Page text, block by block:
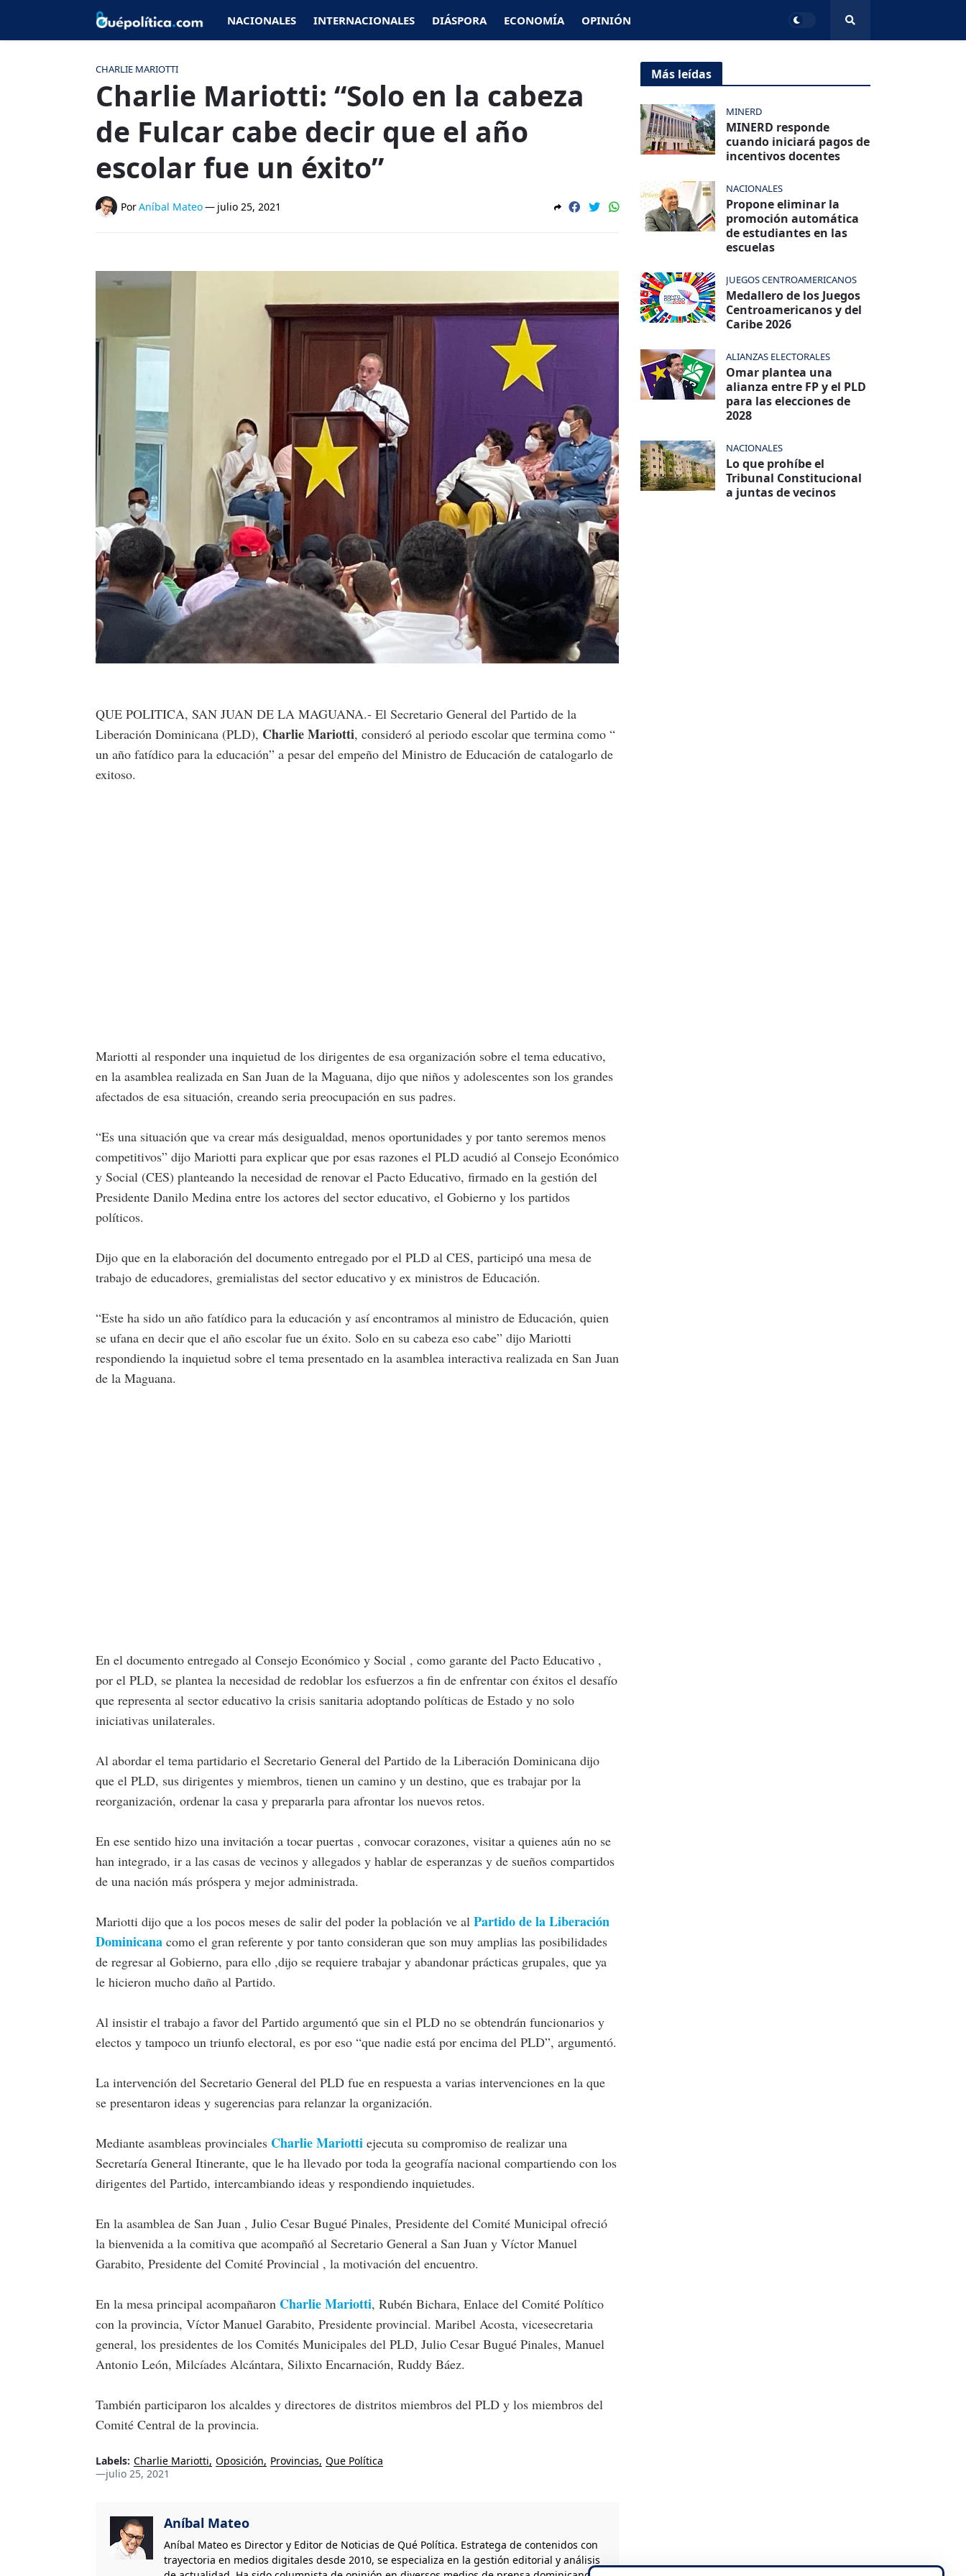
NACIONALES INTERNACIONALES DIÁSPORA ECONOMÍA OPINIÓN
CHARLIE MARIOTTI
Charlie Mariotti: “Solo en la cabeza
de Fulcar cabe decir que el año
escolar fue un éxito”
PorAníbal Mateo— julio 25, 2021
QUE POLITICA, SAN JUAN DE LA MAGUANA.- El Secretario General del Partido de la
Liberación Dominicana (PLD), Charlie Mariotti, consideró al periodo escolar que termina como “
un año fatídico para la educación” a pesar del empeño del Ministro de Educación de catalogarlo de
exitoso.
Mariotti al responder una inquietud de los dirigentes de esa organización sobre el tema educativo,
en la asamblea realizada en San Juan de la Maguana, dijo que niños y adolescentes son los grandes
afectados de esa situación, creando seria preocupación en sus padres.
“Es una situación que va crear más desigualdad, menos oportunidades y por tanto seremos menos
competitivos” dijo Mariotti para explicar que por esas razones el PLD acudió al Consejo Económico
y Social (CES) planteando la necesidad de renovar el Pacto Educativo, firmado en la gestión del
Presidente Danilo Medina entre los actores del sector educativo, el Gobierno y los partidos
políticos.
Dijo que en la elaboración del documento entregado por el PLD al CES, participó una mesa de
trabajo de educadores, gremialistas del sector educativo y ex ministros de Educación.
“Este ha sido un año fatídico para la educación y así encontramos al ministro de Educación, quien
se ufana en decir que el año escolar fue un éxito. Solo en su cabeza eso cabe” dijo Mariotti
respondiendo la inquietud sobre el tema presentado en la asamblea interactiva realizada en San Juan
de la Maguana.
En el documento entregado al Consejo Económico y Social , como garante del Pacto Educativo ,
por el PLD, se plantea la necesidad de redoblar los esfuerzos a fin de enfrentar con éxitos el desafío
que representa al sector educativo la crisis sanitaria adoptando políticas de Estado y no solo
iniciativas unilaterales.
Al abordar el tema partidario el Secretario General del Partido de la Liberación Dominicana dijo
que el PLD, sus dirigentes y miembros, tienen un camino y un destino, que es trabajar por la
reorganización, ordenar la casa y prepararla para afrontar los nuevos retos.
En ese sentido hizo una invitación a tocar puertas , convocar corazones, visitar a quienes aún no se
han integrado, ir a las casas de vecinos y allegados y hablar de esperanzas y de sueños compartidos
de una nación más próspera y mejor administrada.
Mariotti dijo que a los pocos meses de salir del poder la población ve al Partido de la Liberación
Dominicana como el gran referente y por tanto consideran que son muy amplias las posibilidades
de regresar al Gobierno, para ello ,dijo se requiere trabajar y abandonar prácticas grupales, que ya
le hicieron mucho daño al Partido.
Al insistir el trabajo a favor del Partido argumentó que sin el PLD no se obtendrán funcionarios y
electos y tampoco un triunfo electoral, es por eso “que nadie está por encima del PLD”, argumentó.
La intervención del Secretario General del PLD fue en respuesta a varias intervenciones en la que
se presentaron ideas y sugerencias para relanzar la organización.
Mediante asambleas provinciales Charlie Mariotti ejecuta su compromiso de realizar una
Secretaría General Itinerante, que le ha llevado por toda la geografía nacional compartiendo con los
dirigentes del Partido, intercambiando ideas y respondiendo inquietudes.
En la asamblea de San Juan , Julio Cesar Bugué Pinales, Presidente del Comité Municipal ofreció
la bienvenida a la comitiva que acompañó al Secretario General a San Juan y Víctor Manuel
Garabito, Presidente del Comité Provincial , la motivación del encuentro.
En la mesa principal acompañaron Charlie Mariotti, Rubén Bichara, Enlace del Comité Político
con la provincia, Víctor Manuel Garabito, Presidente provincial. Maribel Acosta, vicesecretaria
general, los presidentes de los Comités Municipales del PLD, Julio Cesar Bugué Pinales, Manuel
Antonio León, Milcíades Alcántara, Silixto Encarnación, Ruddy Báez.
También participaron los alcaldes y directores de distritos miembros del PLD y los miembros del
Comité Central de la provincia.
Labels: Charlie Mariotti Oposición Provincias Que Política
—julio 25, 2021
Aníbal Mateo
Aníbal Mateo es Director y Editor de Noticias de Qué Política. Estratega de contenidos con
trayectoria en medios digitales desde 2010, se especializa en la gestión editorial y análisis
Más leídas
MINERD
MINERD responde
cuando iniciará pagos de
incentivos docentes
NACIONALES
Propone eliminar la
promoción automática
de estudiantes en las
escuelas
JUEGOS CENTROAMERICANOS
Medallero de los Juegos
Centroamericanos y del
Caribe 2026
ALIANZAS ELECTORALES
Omar plantea una
alianza entre FP y el PLD
para las elecciones de
2028
NACIONALES
Lo que prohíbe el
Tribunal Constitucional
a juntas de vecinos